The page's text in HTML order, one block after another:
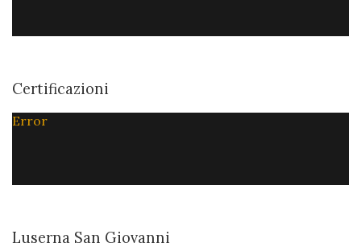
Certificazioni
Error
Luserna San Giovanni